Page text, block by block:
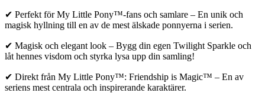
✔ Perfekt för My Little Pony™-fans och samlare – En unik och
magisk hyllning till en av de mest älskade ponnyerna i serien.
✔ Magisk och elegant look – Bygg din egen Twilight Sparkle och
låt hennes visdom och styrka lysa upp din samling!
✔ Direkt från My Little Pony™: Friendship is Magic™ – En av
seriens mest centrala och inspirerande karaktärer.